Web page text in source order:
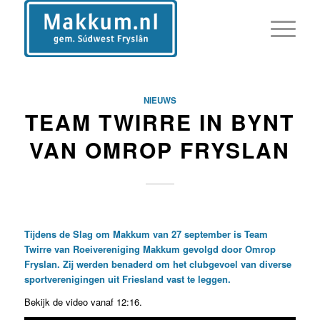
NIEUWS
TEAM TWIRRE IN BYNT
VAN OMROP FRYSLAN
Tijdens de Slag om Makkum van 27 september is Team
Twirre van Roeivereniging Makkum gevolgd door Omrop
Fryslan. Zij werden benaderd om het clubgevoel van diverse
sportverenigingen uit Friesland vast te leggen.
Bekijk de video vanaf 12:16.